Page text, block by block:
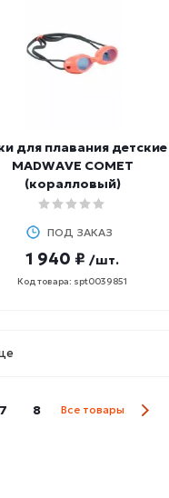
для плавания детские
MADWAVE COMET
(коралловый)
ПОД ЗАКАЗ
1 940 ₽ /шт.
Код товара: spt0039851
7 8 Все товары